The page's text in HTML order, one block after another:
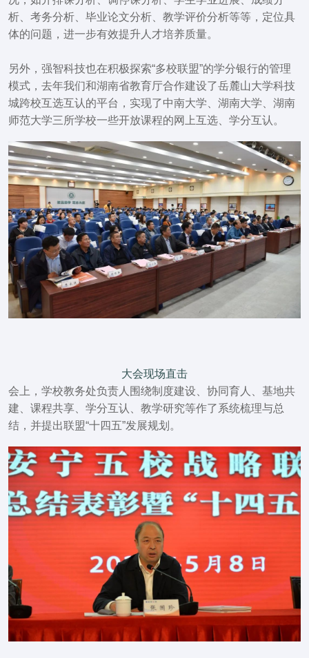
析、考务分析、毕业论文分析、教学评价分析等等，定位具
体的问题，进一步有效提升人才培养质量。
另外，强智科技也在积极探索“多校联盟”的学分银行的管理
模式，去年我们和湖南省教育厅合作建设了岳麓山大学科技
城跨校互选互认的平台，实现了中南大学、湖南大学、湖南
师范大学三所学校一些开放课程的网上互选、学分互认。
大会现场直击
会上，学校教务处负责人围绕制度建设、协同育人、基地共
建、课程共享、学分互认、教学研究等作了系统梳理与总
结，并提出联盟“十四五”发展规划。